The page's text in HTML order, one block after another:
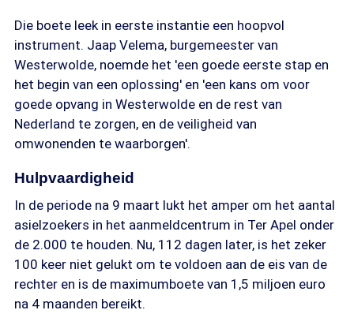
Die boete leek in eerste instantie een hoopvol
instrument. Jaap Velema, burgemeester van
Westerwolde, noemde het 'een goede eerste stap en
het begin van een oplossing' en 'een kans om voor
goede opvang in Westerwolde en de rest van
Nederland te zorgen, en de veiligheid van
omwonenden te waarborgen'.
Hulpvaardigheid
In de periode na 9 maart lukt het amper om het aantal
asielzoekers in het aanmeldcentrum in Ter Apel onder
de 2.000 te houden. Nu, 112 dagen later, is het zeker
100 keer niet gelukt om te voldoen aan de eis van de
rechter en is de maximumboete van 1,5 miljoen euro
na 4 maanden bereikt.